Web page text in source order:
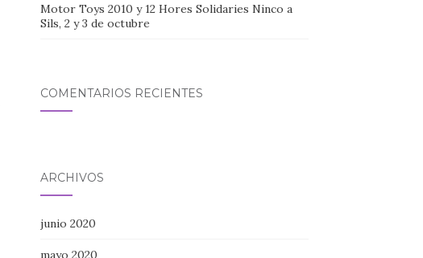
Motor Toys 2010 y 12 Hores Solidaries Ninco a
Sils, 2 y 3 de octubre
COMENTARIOS RECIENTES
ARCHIVOS
junio 2020
mayo 2020